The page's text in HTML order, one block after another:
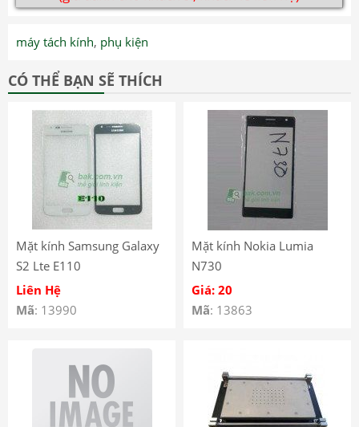
máy tách kính, phụ kiện
CÓ THỂ BẠN SẼ THÍCH
Mặt kính Samsung Galaxy
S2 Lte E110
Liên Hệ
Mã: 13990
Mặt kính Nokia Lumia
N730
Giá: 20
Mã: 13863